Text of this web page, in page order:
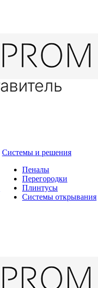
Системы и решения
Пеналы
Перегородки
Плинтусы
Системы открывания